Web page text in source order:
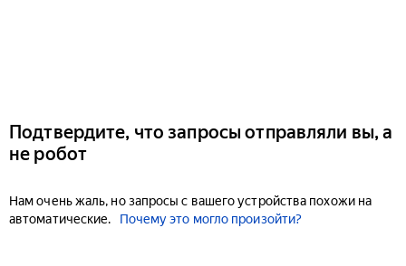
Подтвердите, что запросы отправляли вы, а
не робот
Нам очень жаль, но запросы с вашего устройства похожи на
автоматические.
Почему это могло произойти?